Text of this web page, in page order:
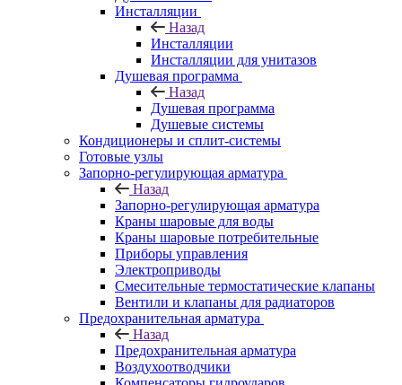
Инсталляции
Назад
Инсталляции
Инсталляции для унитазов
Душевая программа
Назад
Душевая программа
Душевые системы
Кондиционеры и сплит-системы
Готовые узлы
Запорно-регулирующая арматура
Назад
Запорно-регулирующая арматура
Краны шаровые для воды
Краны шаровые потребительные
Приборы управления
Электроприводы
Смесительные термостатические клапаны
Вентили и клапаны для радиаторов
Предохранительная арматура
Назад
Предохранительная арматура
Воздухоотводчики